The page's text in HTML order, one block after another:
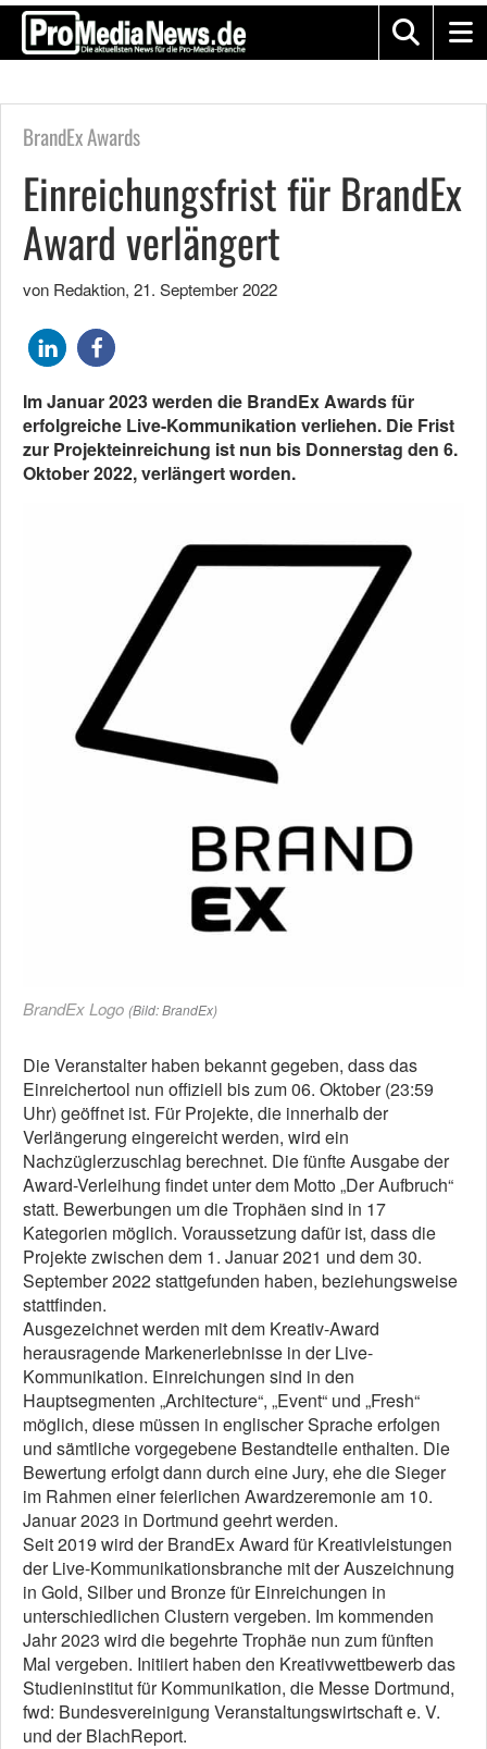
BrandEx Awards
Einreichungsfrist für BrandEx
Award verlängert
von Redaktion, 21. September 2022
Im Januar 2023 werden die BrandEx Awards für
erfolgreiche Live-Kommunikation verliehen. Die Frist
zur Projekteinreichung ist nun bis Donnerstag den 6.
Oktober 2022, verlängert worden.
BrandEx Logo (Bild: BrandEx)
Die Veranstalter haben bekannt gegeben, dass das
Einreichertool nun offiziell bis zum 06. Oktober (23:59
Uhr) geöffnet ist. Für Projekte, die innerhalb der
Verlängerung eingereicht werden, wird ein
Nachzüglerzuschlag berechnet. Die fünfte Ausgabe der
Award-Verleihung findet unter dem Motto „Der Aufbruch“
statt. Bewerbungen um die Trophäen sind in 17
Kategorien möglich. Voraussetzung dafür ist, dass die
Projekte zwischen dem 1. Januar 2021 und dem 30.
September 2022 stattgefunden haben, beziehungsweise
stattfinden.
Ausgezeichnet werden mit dem Kreativ-Award
herausragende Markenerlebnisse in der Live-
Kommunikation. Einreichungen sind in den
Hauptsegmenten „Architecture“, „Event“ und „Fresh“
möglich, diese müssen in englischer Sprache erfolgen
und sämtliche vorgegebene Bestandteile enthalten. Die
Bewertung erfolgt dann durch eine Jury, ehe die Sieger
im Rahmen einer feierlichen Awardzeremonie am 10.
Januar 2023 in Dortmund geehrt werden.
Seit 2019 wird der BrandEx Award für Kreativleistungen
der Live-Kommunikationsbranche mit der Auszeichnung
in Gold, Silber und Bronze für Einreichungen in
unterschiedlichen Clustern vergeben. Im kommenden
Jahr 2023 wird die begehrte Trophäe nun zum fünften
Mal vergeben. Initiiert haben den Kreativwettbewerb das
Studieninstitut für Kommunikation, die Messe Dortmund,
fwd: Bundesvereinigung Veranstaltungswirtschaft e. V.
und der BlachReport.